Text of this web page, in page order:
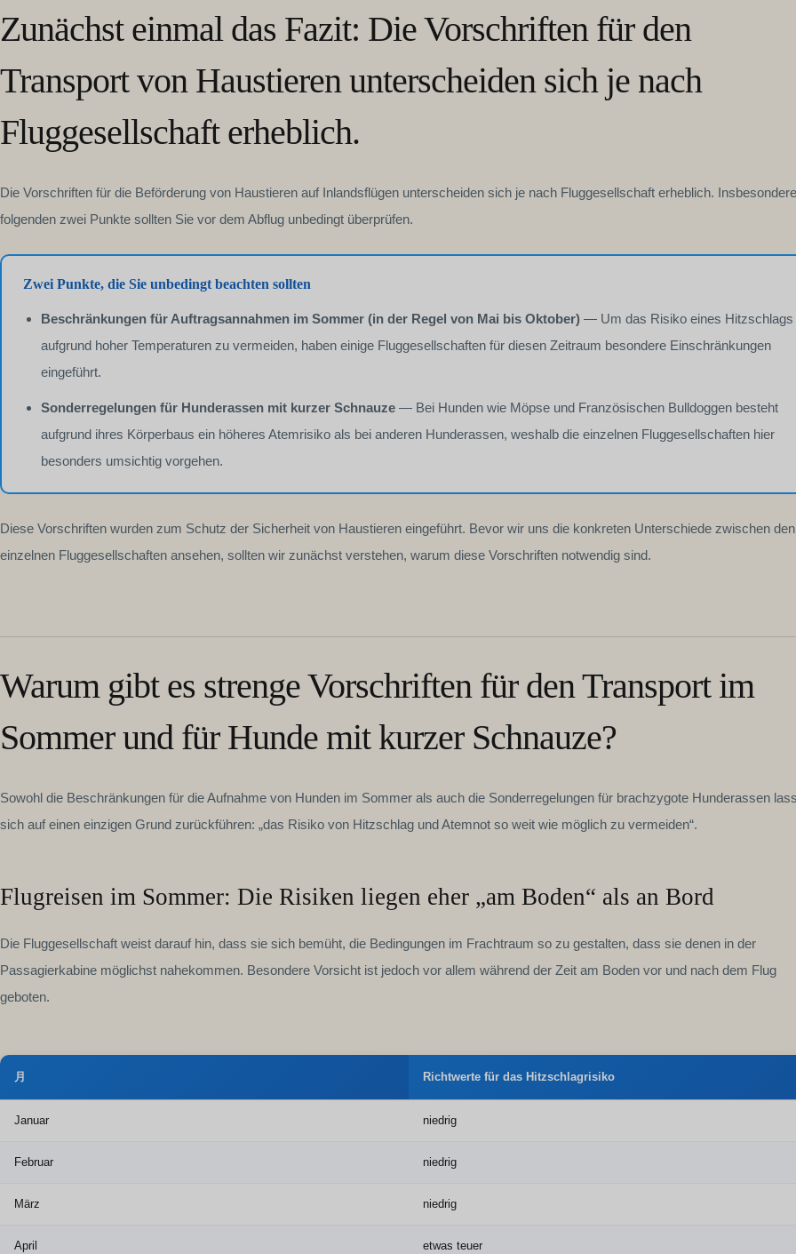
Zunächst einmal das Fazit: Die Vorschriften für den
Transport von Haustieren unterscheiden sich je nach
Fluggesellschaft erheblich.
Die Vorschriften für die Beförderung von Haustieren auf Inlandsflügen unterscheiden sich je nach Fluggesellschaft erheblich.
folgenden zwei Punkte sollten Sie vor dem Abflug unbedingt überprüfen.
Zwei Punkte, die Sie unbedingt beachten sollten
Beschränkungen für Auftragsannahmen im Sommer (in der Regel von Mai bis Oktober) — Um das Risiko eines Hitzschlags
aufgrund hoher Temperaturen zu vermeiden, haben einige Fluggesellschaften für diesen Zeitraum besondere Einschränkungen
eingeführt.
Sonderregelungen für Hunderassen mit kurzer Schnauze — Bei Hunden wie Möpse und Französischen Bulldoggen besteht
aufgrund ihres Körperbaus ein höheres Atemrisiko als bei anderen Hunderassen, weshalb die einzelnen Fluggesellschaften hier
besonders umsichtig vorgehen.
Diese Vorschriften wurden zum Schutz der Sicherheit von Haustieren eingeführt. Bevor wir uns die konkreten Unterschiede zwischen den
einzelnen Fluggesellschaften ansehen, sollten wir zunächst verstehen, warum diese Vorschriften notwendig sind.
Warum gibt es strenge Vorschriften für den Transport im
Sommer und für Hunde mit kurzer Schnauze?
Sowohl die Beschränkungen für die Aufnahme von Hunden im Sommer als auch die Sonderregelungen für brachzygote Hunderassen
sich auf einen einzigen Grund zurückführen: „das Risiko von Hitzschlag und Atemnot so weit wie möglich zu vermeiden“.
Flugreisen im Sommer: Die Risiken liegen eher „am Boden“ als an Bord
Die Fluggesellschaft weist darauf hin, dass sie sich bemüht, die Bedingungen im Frachtraum so zu gestalten, dass sie denen in der
Passagierkabine möglichst nahekommen. Besondere Vorsicht ist jedoch vor allem während der Zeit am Boden vor und nach dem Flug
geboten.
月 Richtwerte für das Hitzschlagrisiko
Januar niedrig
Februar niedrig
März niedrig
April etwas teuer